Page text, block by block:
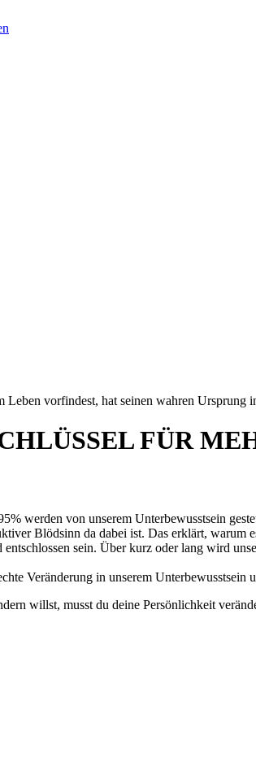
vorfindest, hat seinen wahren Ursprung
FÜR
werden von unserem Unterbewusstsein
Blödsinn da dabei ist. Das erklärt, warum
sein. Über kurz oder lang wird
Veränderung in unserem
willst, musst du deine Persönlichkeit